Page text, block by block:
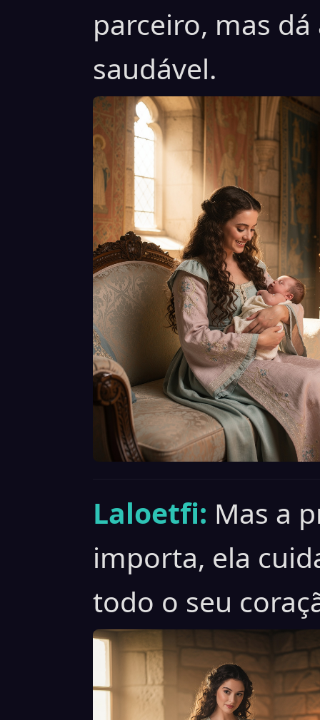
parceiro, mas
saudável.
Laloetfi: Mas a
importa, ela
todo o seu